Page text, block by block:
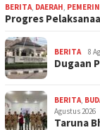
BERITA DAERAH
Progres
BERITA 8
Dugaan
BERITA
Agustus 2026
Taruna